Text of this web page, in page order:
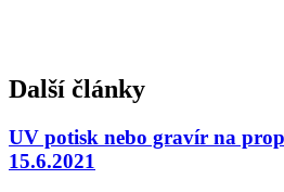
Další články
UV potisk nebo gravír na
15.6.2021